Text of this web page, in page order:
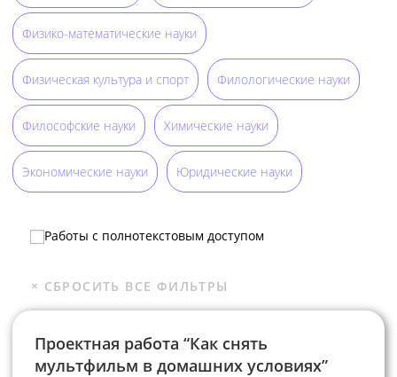
Физико-математические науки
Физическая культура и спорт Филологические науки
Философские науки Химические науки
Экономические науки Юридические науки
Работы с полнотекстовым доступом
Проектная работа “Как снять
мультфильм в домашних условиях”